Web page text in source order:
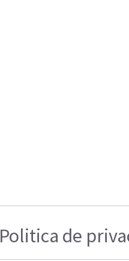
Politica de